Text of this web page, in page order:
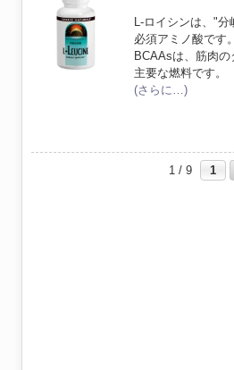
L-ロイシンは、"
必須アミノ酸です
BCAAsは、筋肉
主要な燃料です。
(さらに…)
1 / 9 1